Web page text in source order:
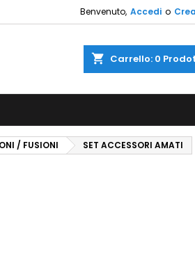
Benvenuto, Accedi o
shopping_cart Carrello: 0
/ FUSIONI SET ACCESSORI AMATI